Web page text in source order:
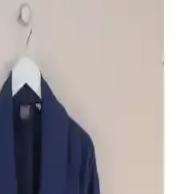
özellikleri, kullanıcı
bilgi edinin.
Karşılaştırması:
Özellikleri
malzeme, doku, boyut ve
ihtiyaçlara en uygun